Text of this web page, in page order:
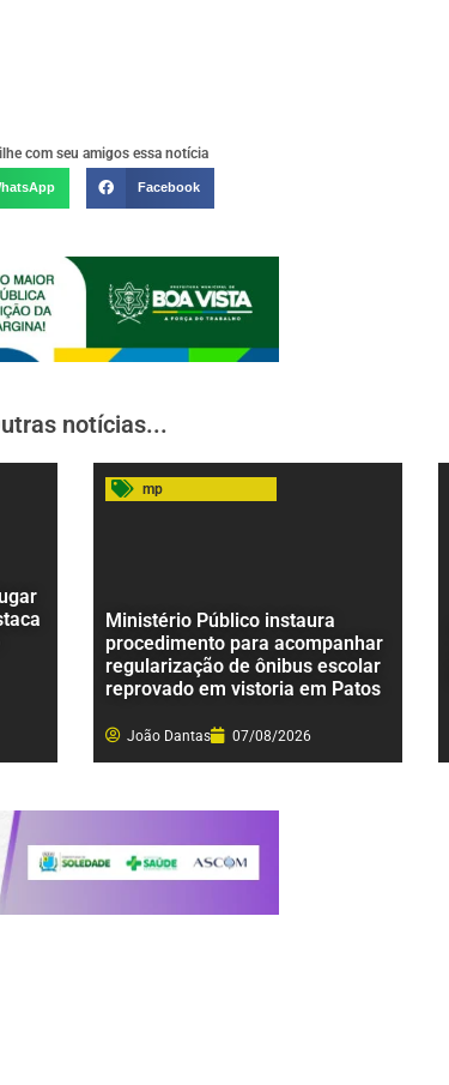
com seu amigos essa notícia
Facebook
notícias...
mp
Ministério Público instaura
procedimento para acompanhar
regularização de ônibus escolar
reprovado em vistoria em Patos
João Dantas 07/08/2026